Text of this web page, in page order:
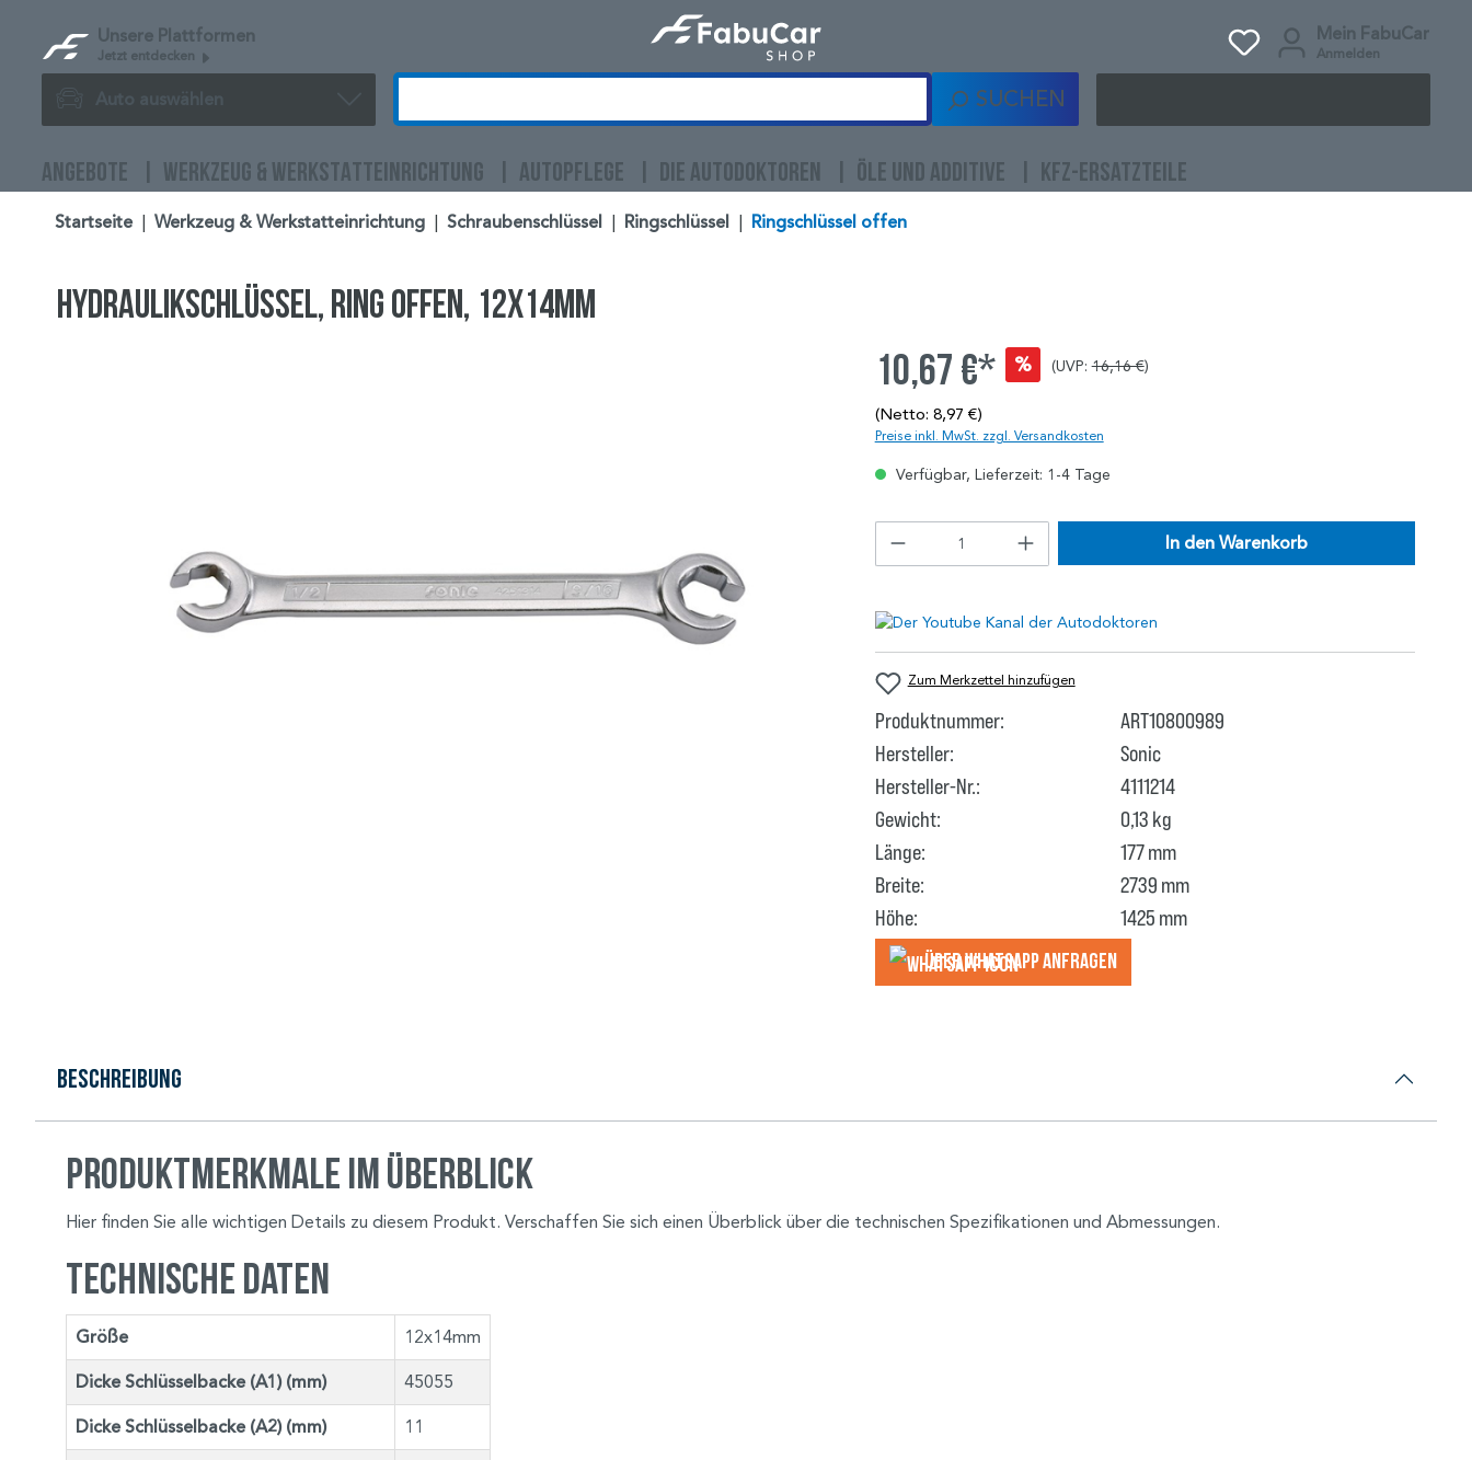
Unsere Plattformen
Jetzt entdecken
Mein FabuCar
Anmelden
Auto auswählen SUCHEN
ANGEBOTE WERKZEUG & WERKSTATTEINRICHTUNG AUTOPFLEGE DIE AUTODOKTOREN ÖLE UND ADDITIVE KFZ-ERSATZTEILE
Startseite Werkzeug & Werkstatteinrichtung Schraubenschlüssel Ringschlüssel Ringschlüssel offen
Hydraulikschlüssel, Ring offen, 12x14mm
10,67 €* % (UVP:16,16 €)
(Netto: 8,97 €)
Preise inkl. MwSt. zzgl. Versandkosten
Verfügbar, Lieferzeit: 1-4 Tage
In den Warenkorb
Zum Merkzettel hinzufügen
Produktnummer:
ART10800989
Hersteller:
Sonic
Hersteller-Nr.:
4111214
Gewicht:
0,13 kg
Länge:
177 mm
Breite:
2739 mm
Höhe:
1425 mm
Über WhatsApp anfragеn
Beschreibung
Produktmerkmale im Überblick
Hier finden Sie alle wichtigen Details zu diesem Produkt. Verschaffen Sie sich einen Überblick über die technischen Spezifikationen und Abmessungen.
Technische Daten
Größe 12x14mm
Dicke Schlüsselbacke (A1) (mm) 45055
Dicke Schlüsselbacke (A2) (mm) 11